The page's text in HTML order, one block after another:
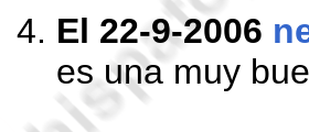
El 22-9-2006
es una muy